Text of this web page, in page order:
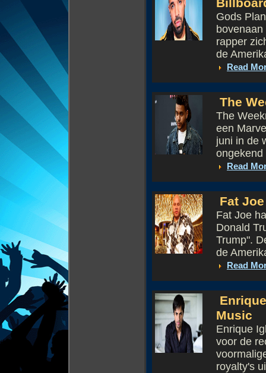
Gods
rapper
de
Read
The
The
een
juni in de
ongekend
Read
Fat
Fat Joe
Donald
Trump".
de
Read
Music
Enrique
voor de
royalty's